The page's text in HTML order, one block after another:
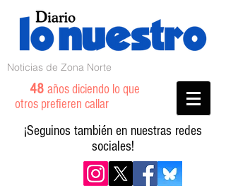
Noticias de Zona Norte
48 años diciendo lo que
otros prefieren callar
¡Seguinos también en nuestras redes
sociales!